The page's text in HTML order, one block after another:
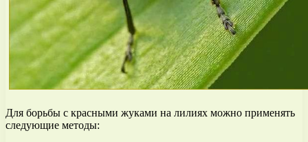
Для борьбы с красными жуками на лилиях можно применять
следующие методы: